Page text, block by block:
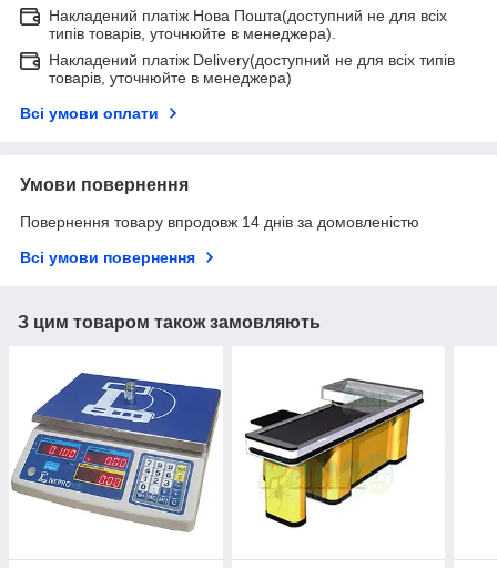
Накладений платіж Нова Пошта(доступний не для всіх
типів товарів, уточнюйте в менеджера).
Накладений платіж Delivery(доступний не для всіх типів
товарів, уточнюйте в менеджера)
Всі умови оплати
Умови повернення
Повернення товару впродовж 14 днів за домовленістю
Всі умови повернення
З цим товаром також замовляють